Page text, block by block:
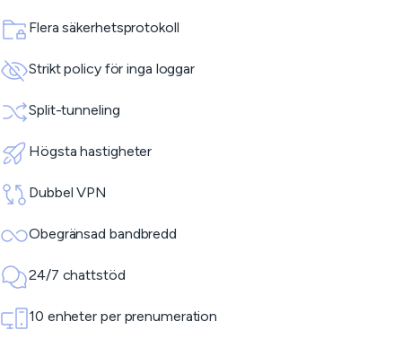
Flera säkerhetsprotokoll
Strikt policy för inga loggar
Split-tunneling
Högsta hastigheter
Dubbel VPN
Obegränsad bandbredd
24/7 chattstöd
10 enheter per prenumeration